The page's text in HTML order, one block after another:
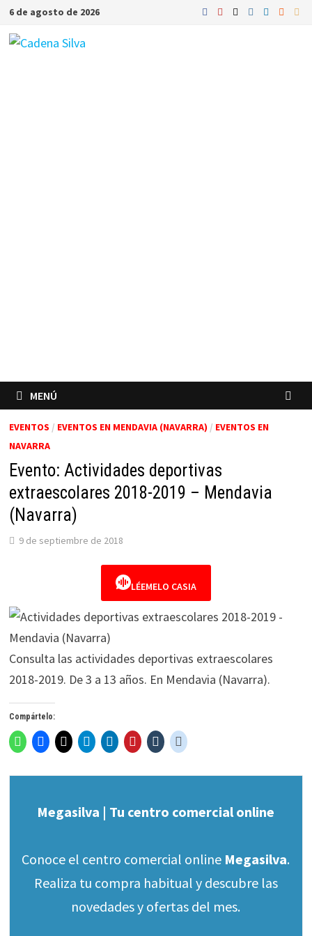
Saltar
contenido
6 de agosto de 2026
MENÚ
EVENTOS / EVENTOS EN MENDAVIA (NAVARRA) / EVENTOS EN
NAVARRA
Evento: Actividades deportivas
extraescolares 2018-2019 – Mendavia
(Navarra)
9 de septiembre de 2018
LÉEMELO CASIA
Consulta las actividades deportivas extraescolares
2018-2019. De 3 a 13 años. En Mendavia (Navarra).
Compártelo:
Megasilva | Tu centro comercial online
Conoce el centro comercial online Megasilva.
Realiza tu compra habitual y descubre las
novedades y ofertas del mes.